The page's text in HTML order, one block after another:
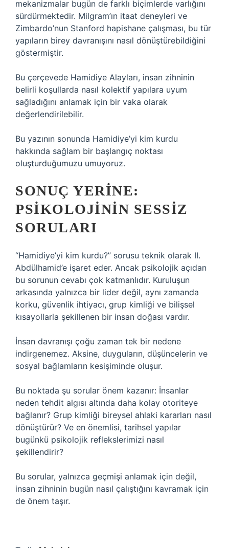
mekanizmalar bugün de farklı biçimlerde varlığını
sürdürmektedir. Milgram’ın itaat deneyleri ve
Zimbardo’nun Stanford hapishane çalışması, bu tür
yapıların birey davranışını nasıl dönüştürebildiğini
göstermiştir.
Bu çerçevede Hamidiye Alayları, insan zihninin
belirli koşullarda nasıl kolektif yapılara uyum
sağladığını anlamak için bir vaka olarak
değerlendirilebilir.
Bu yazının sonunda Hamidiye’yi kim kurdu
hakkında sağlam bir başlangıç noktası
oluşturduğumuzu umuyoruz.
SONUÇ YERINE:
PSIKOLOJININ SESSIZ
SORULARI
“Hamidiye’yi kim kurdu?” sorusu teknik olarak II.
Abdülhamid’e işaret eder. Ancak psikolojik açıdan
bu sorunun cevabı çok katmanlıdır. Kuruluşun
arkasında yalnızca bir lider değil, aynı zamanda
korku, güvenlik ihtiyacı, grup kimliği ve bilişsel
kısayollarla şekillenen bir insan doğası vardır.
İnsan davranışı çoğu zaman tek bir nedene
indirgenemez. Aksine, duyguların, düşüncelerin ve
sosyal bağlamların kesişiminde oluşur.
Bu noktada şu sorular önem kazanır: İnsanlar
neden tehdit algısı altında daha kolay otoriteye
bağlanır? Grup kimliği bireysel ahlaki kararları nasıl
dönüştürür? Ve en önemlisi, tarihsel yapılar
bugünkü psikolojik reflekslerimizi nasıl
şekillendirir?
Bu sorular, yalnızca geçmişi anlamak için değil,
insan zihninin bugün nasıl çalıştığını kavramak için
de önem taşır.